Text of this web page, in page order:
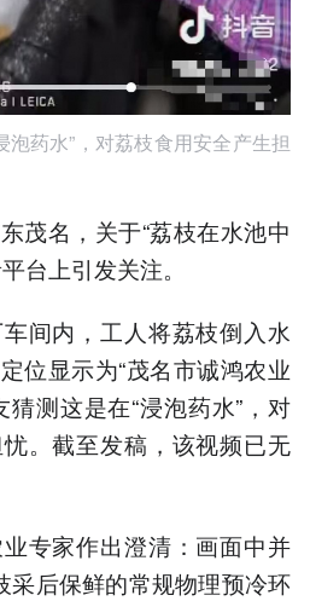
泡药水”，对荔枝食用安全产生担
茂名，关于“荔枝在水池中
台上引发关注。
间内，工人将荔枝倒入水
位显示为“茂名市诚鸿农业
测这是在“浸泡药水”，对
。截至发稿，该视频已无
专家作出澄清：画面中并
采后保鲜的常规物理预冷环